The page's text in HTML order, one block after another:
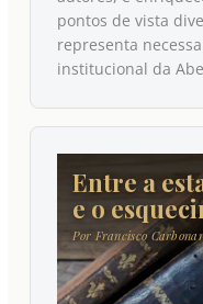
pontos de vista
representa
institucional da
Entre a
e o
Por Francisco